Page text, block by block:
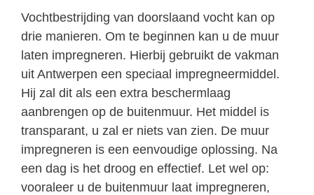
Vochtbestrijding van doorslaand vocht kan op
drie manieren. Om te beginnen kan u de muur
laten impregneren. Hierbij gebruikt de vakman
uit Antwerpen een speciaal impregneermiddel.
Hij zal dit als een extra beschermlaag
aanbrengen op de buitenmuur. Het middel is
transparant, u zal er niets van zien. De muur
impregneren is een eenvoudige oplossing. Na
een dag is het droog en effectief. Let wel op:
vooraleer u de buitenmuur laat impregneren,